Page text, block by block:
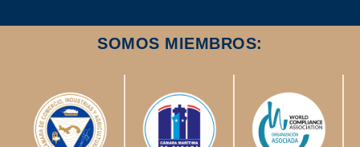
SOMOS MIEMBROS: